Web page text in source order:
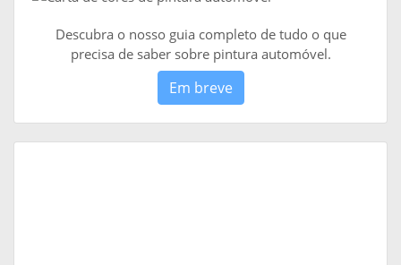
Descubra o nosso guia completo de tudo o que
precisa de saber sobre pintura automóvel.
Em breve